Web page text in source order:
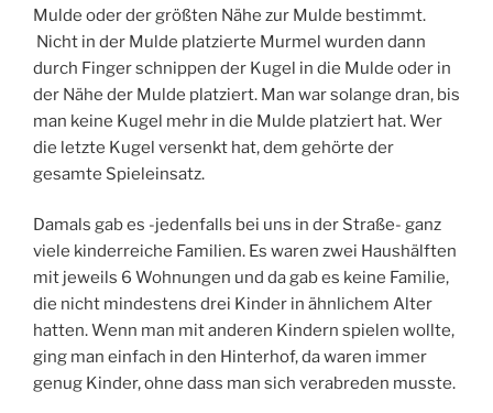
Mulde oder der größten Nähe zur Mulde bestimmt.
Nicht in der Mulde platzierte Murmel wurden dann
durch Finger schnippen der Kugel in die Mulde oder in
der Nähe der Mulde platziert. Man war solange dran, bis
man keine Kugel mehr in die Mulde platziert hat. Wer
die letzte Kugel versenkt hat, dem gehörte der
gesamte Spieleinsatz.
Damals gab es -jedenfalls bei uns in der Straße- ganz
viele kinderreiche Familien. Es waren zwei Haushälften
mit jeweils 6 Wohnungen und da gab es keine Familie,
die nicht mindestens drei Kinder in ähnlichem Alter
hatten. Wenn man mit anderen Kindern spielen wollte,
ging man einfach in den Hinterhof, da waren immer
genug Kinder, ohne dass man sich verabreden musste.